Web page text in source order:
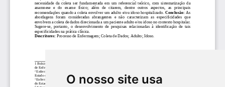
O nosso site usa